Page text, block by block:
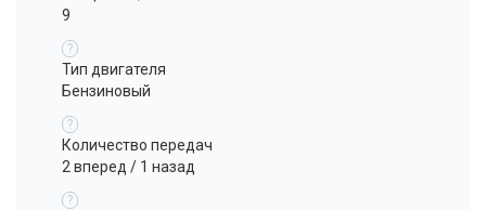
9
?
Тип двигателя
Бензиновый
?
Количество передач
2 вперед / 1 назад
?